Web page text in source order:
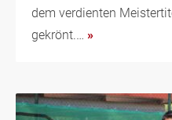
dem verdienten
gekrönt.… »